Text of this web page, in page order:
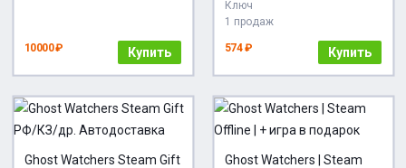
10000 ₽ Купить
Ключ
1 продаж
574 ₽ Купить
Ghost Watchers Steam Gift
Ghost Watchers | Steam